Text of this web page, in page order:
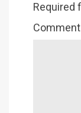
Required
Comment